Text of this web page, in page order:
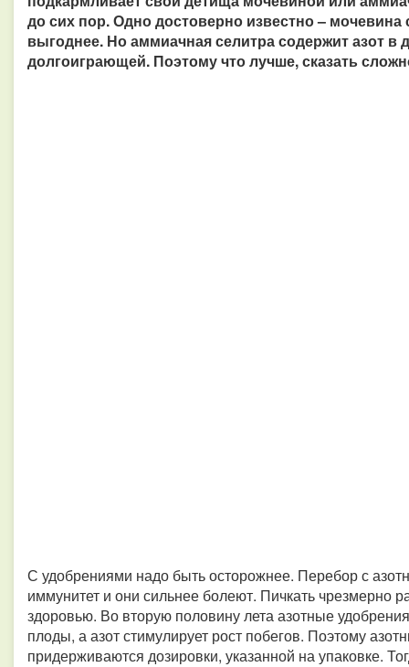
до сих пор. Одно достоверно известно –
выгоднее. Но аммиачная селитра содержит азот
долгоиграющей. Поэтому что лучше, сказать
С удобрениями надо быть осторожнее. Перебор с
иммунитет и они сильнее болеют. Пичкать чрезмерно
здоровью. Во вторую половину лета азотные
плоды, а азот стимулирует рост побегов. Поэтому
придерживаются дозировки, указанной на упаковке.